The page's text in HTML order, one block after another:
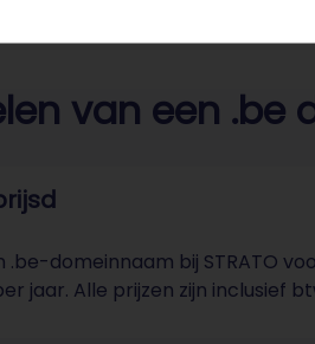
van een .be
domeinnaam bij STRATO
jaar. Alle prijzen zijn inclusief